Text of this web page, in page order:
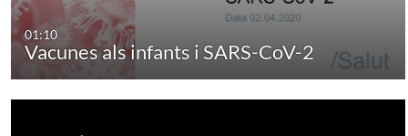
01:10
Vacunes als infants i SARS-CoV-2